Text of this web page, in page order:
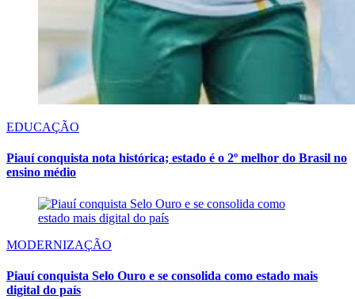
EDUCAÇÃO
Piauí conquista nota histórica; estado é o 2º melhor do Brasil no
ensino médio
MODERNIZAÇÃO
Piauí conquista Selo Ouro e se consolida como estado mais
digital do país